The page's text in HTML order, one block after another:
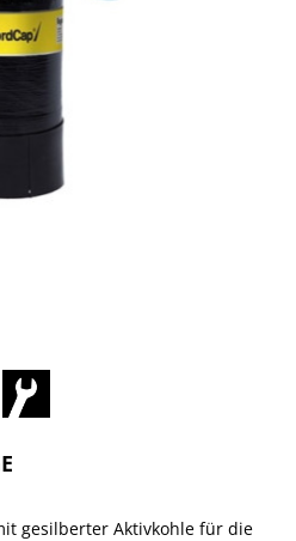
gesilberter Aktivkohle für die